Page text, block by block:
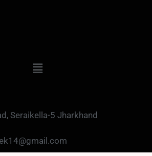
Seraikella-5 Jharkhand